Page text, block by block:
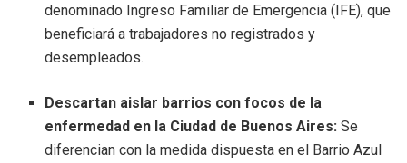
denominado Ingreso Familiar de Emergencia (IFE), que
beneficiará a trabajadores no registrados y
desempleados.
Descartan aislar barrios con focos de la
enfermedad en la Ciudad de Buenos Aires: Se
diferencian con la medida dispuesta en el Barrio Azul